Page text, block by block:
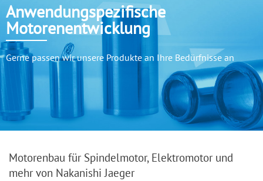
Anwendungspezifische
Motorenentwicklung
Gerne passen wir unsere Produkte an Ihre Bedürfnisse an
Motorenbau für Spindelmotor, Elektromotor und
mehr von Nakanishi Jaeger